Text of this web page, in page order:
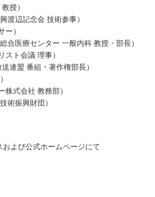
授）
渡辺記念会 技術参事）
ー）
合医療センター 一般内科 教授・部長）
ト会議 理事）
連盟 番組・著作権部長）
式会社 教務部）
術振興財団）
よび公式ホームページにて